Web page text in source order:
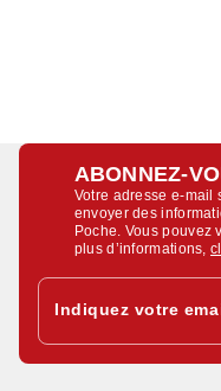
ABONNEZ-
Votre adresse e-mail
envoyer des
Poche. Vous pouvez
plus d’informations,
Indiquez votre